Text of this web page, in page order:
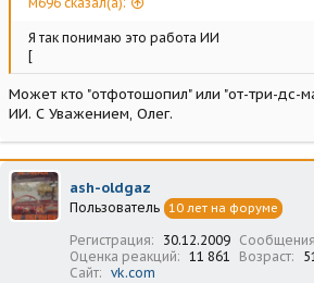
Я так понимаю это работа ИИ
[
Может кто "отфотошопил" или "от-три-дс-
ИИ. С Уважением, Олег.
ash-oldgaz
Пользователь 10 лет на форуме
Регистрация 30.12.2009 Сообщения
Оценка реакций
11 861 Возраст
Сайт
vk.com